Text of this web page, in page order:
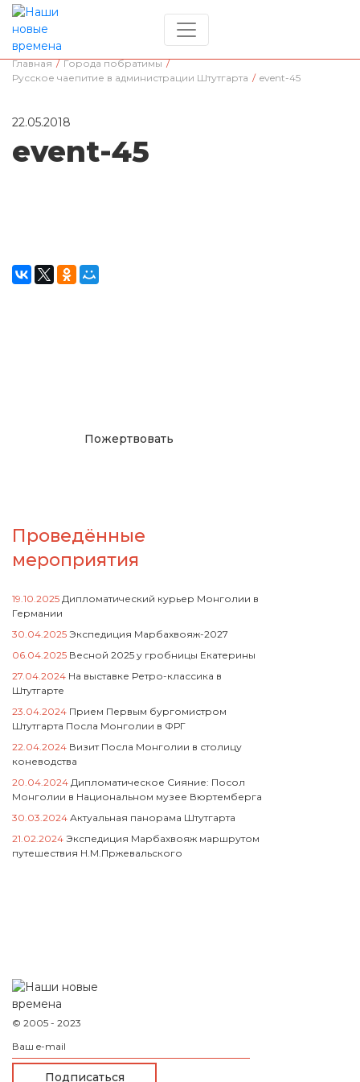
Главная / Города побратимы /
Русское чаепитие в администрации Штутгарта / event-45
22.05.2018
event-45
Пожертвовать
Проведённые
мероприятия
19.10.2025 Дипломатический курьер Монголии в
Германии
30.04.2025 Экспедиция Марбахвояж-2027
06.04.2025 Весной 2025 у гробницы Екатерины
27.04.2024 На выставке Ретро-классика в
Штутгарте
23.04.2024 Прием Первым бургомистром
Штутгарта Посла Монголии в ФРГ
22.04.2024 Визит Посла Монголии в столицу
коневодства
20.04.2024 Дипломатическое Сияние: Посол
Монголии в Национальном музее Вюртемберга
30.03.2024 Актуальная панорама Штутгарта
21.02.2024 Экспедиция Марбахвояж маршрутом
путешествия Н.М.Пржевальского
© 2005 - 2023